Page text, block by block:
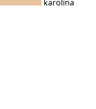
karolina